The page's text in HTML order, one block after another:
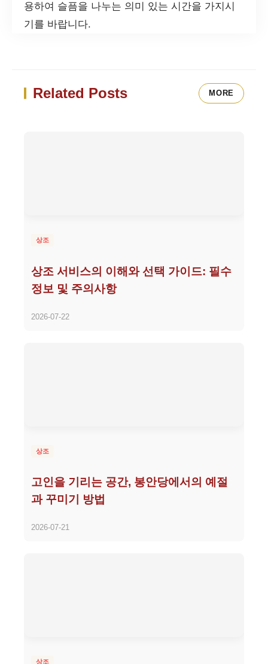
용하여 슬픔을 나누는 의미 있는 시간을 가지시
기를 바랍니다.
Related Posts MORE
상조
상조 서비스의 이해와 선택 가이드: 필수
정보 및 주의사항
2026-07-22
상조
고인을 기리는 공간, 봉안당에서의 예절
과 꾸미기 방법
2026-07-21
상조